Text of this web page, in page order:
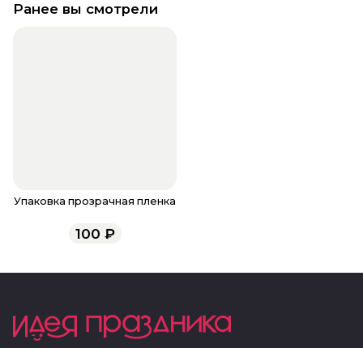
Ранее вы смотрели
Упаковка прозрачная пленка
100 ₽